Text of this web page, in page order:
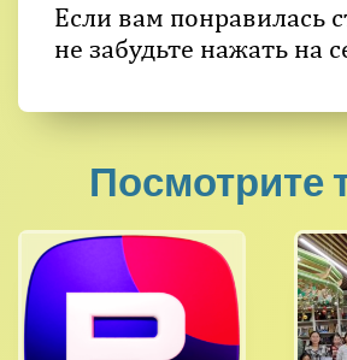
Если вам понравилась
не забудьте нажать на
Посмотрите